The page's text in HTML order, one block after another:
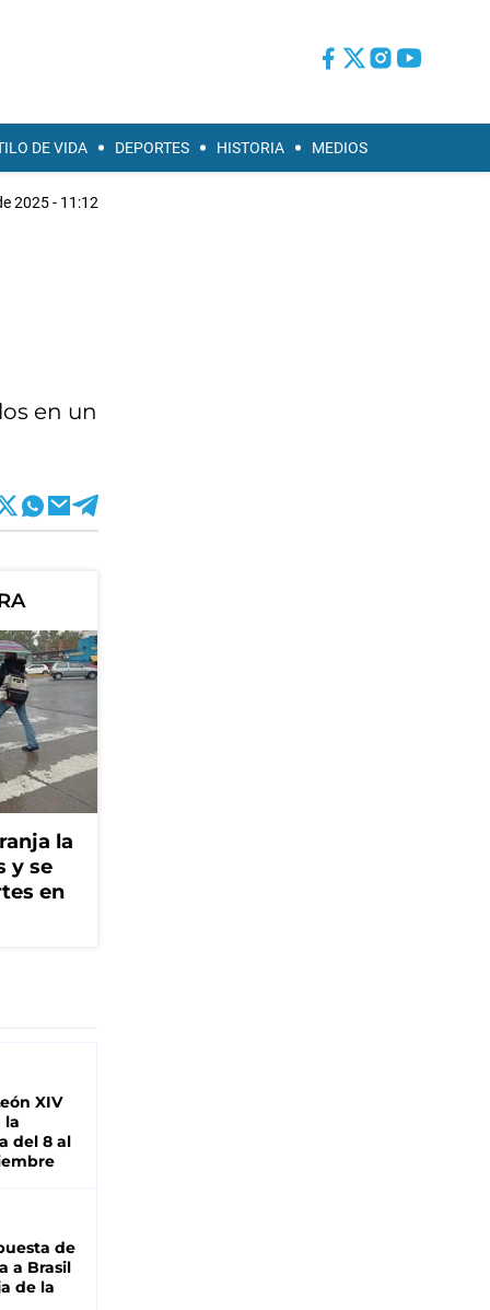
DE VIDA DEPORTES HISTORIA MEDIOS
2025 - 11:12
en un
la
y se
en
XIV
la
del 8 al
de
a Brasil
de la